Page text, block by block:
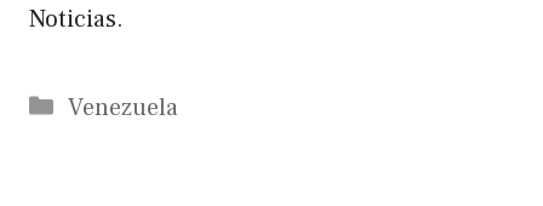
Noticias.
Catégories
Venezuela